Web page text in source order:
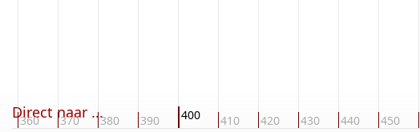
360 370 380 390 400 410 420 430 440 450
Direct naar ...